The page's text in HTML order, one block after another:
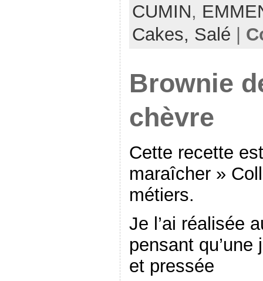
CUMIN,
Cakes, Salé
Brownie
chèvre
Cette recette
maraîcher »
métiers.
Je l’ai réalisée
pensant
et pressée